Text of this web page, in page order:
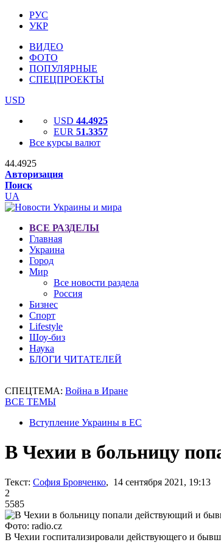
РУС
УКР
ВИДЕО
ФОТО
ПОПУЛЯРНЫЕ
СПЕЦПРОЕКТЫ
USD
USD 44.4925
EUR 51.3357
Все курсы валют
44.4925
Авторизация
Поиск
UA
ВСЕ РАЗДЕЛЫ
Главная
Украина
Город
Мир
Все новости раздела
Россия
Бизнес
Спорт
Lifestyle
Шоу-биз
Наука
БЛОГИ ЧИТАТЕЛЕЙ
СПЕЦТЕМА: Война в Иране
ВСЕ ТЕМЫ
Вступление Украины в ЕС
В Чехии в больницу
Текст: София Бровченко, 14 сентября 2021, 19:13
2
5585
Фото: radio.cz
В Чехии госпитализировали действующего и